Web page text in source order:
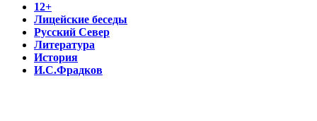
12+
Лицейские беседы
Русский Север
Литература
История
И.С.Фрадков